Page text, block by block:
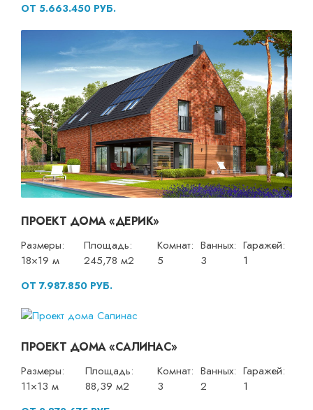
ОТ 5.663.450 РУБ.
ПРОЕКТ ДОМА «ДЕРИК»
Размеры:
18×19 м
Площадь:
245,78 м2
Комнат:
5
Ванных:
3
Гаражей:
1
ОТ 7.987.850 РУБ.
ПРОЕКТ ДОМА «САЛИНАС»
Размеры:
11×13 м
Площадь:
88,39 м2
Комнат:
3
Ванных:
2
Гаражей:
1